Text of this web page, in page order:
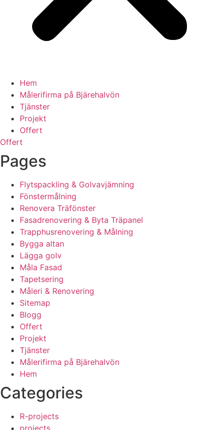
Hem
Målerifirma på Bjärehalvön
Tjänster
Projekt
Offert
Offert
Pages
Flytspackling & Golvavjämning
Fönstermålning
Renovera Träfönster
Fasadrenovering & Byta Träpanel
Trapphusrenovering & Målning
Bygga altan
Lägga golv
Måla Fasad
Tapetsering
Måleri & Renovering
Sitemap
Blogg
Offert
Projekt
Tjänster
Målerifirma på Bjärehalvön
Hem
Categories
R-projects
projects